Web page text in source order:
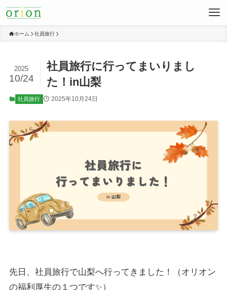
ホーム 社員旅行
社員旅行に行ってまいりまし
た！in山梨
2025
10/24
社員旅行 2025年10月24日
先日、社員旅行で山梨へ行ってきました！（オリオン
の福利厚生の１つです✨）